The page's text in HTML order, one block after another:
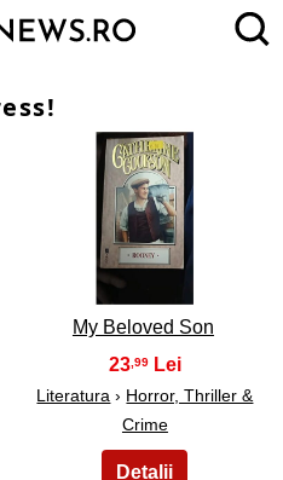
2
My Beloved Son
23 ,99
Literatura › Horror, Thriller &
Crime